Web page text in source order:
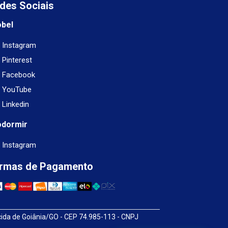
Sociais
Instagram
Pinterest
Facebook
YouTube
Linkedin
Instagram
de Pagamento
de Goiânia/GO - CEP 74.985-113 - CNPJ